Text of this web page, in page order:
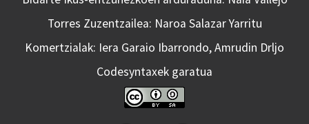
Torres Zuzentzailea: Naroa Salazar Yarritu
Komertzialak: Iera Garaio Ibarrondo, Amrudin Drljo
Codesyntaxek garatua